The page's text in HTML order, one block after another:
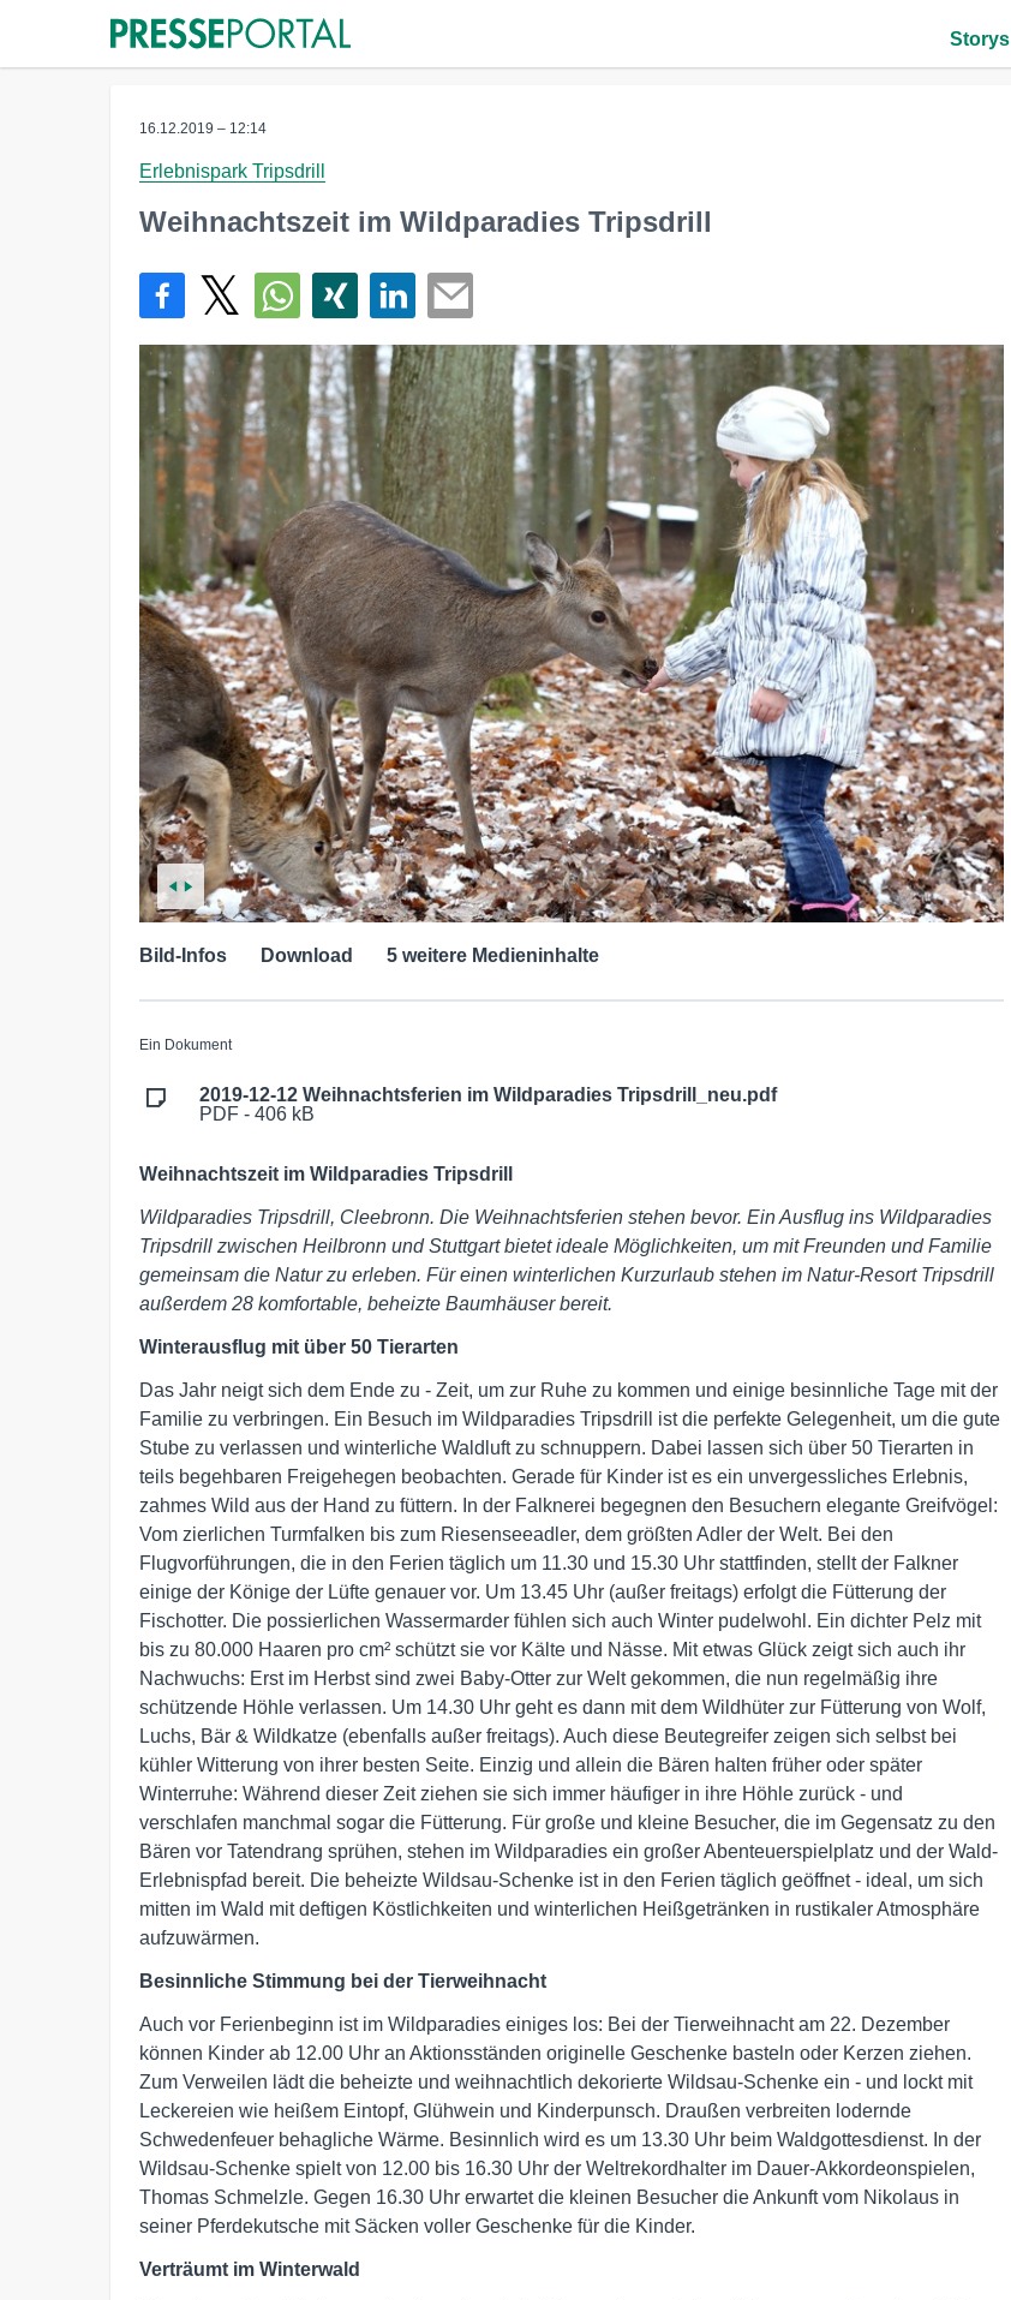
Storys
16.12.2019 – 12:14
Erlebnispark Tripsdrill
Weihnachtszeit im Wildparadies Tripsdrill
Bild-Infos Download 5 weitere Medieninhalte
Ein Dokument
2019-12-12 Weihnachtsferien im Wildparadies Tripsdrill_neu.pdf
PDF - 406 kB
Weihnachtszeit im Wildparadies Tripsdrill
Wildparadies Tripsdrill, Cleebronn. Die Weihnachtsferien stehen bevor. Ein Ausflug ins Wildparadies
Tripsdrill zwischen Heilbronn und Stuttgart bietet ideale Möglichkeiten, um mit Freunden und Familie
gemeinsam die Natur zu erleben. Für einen winterlichen Kurzurlaub stehen im Natur-Resort Tripsdrill
außerdem 28 komfortable, beheizte Baumhäuser bereit.
Winterausflug mit über 50 Tierarten
Das Jahr neigt sich dem Ende zu - Zeit, um zur Ruhe zu kommen und einige besinnliche Tage mit der
Familie zu verbringen. Ein Besuch im Wildparadies Tripsdrill ist die perfekte Gelegenheit, um die gute
Stube zu verlassen und winterliche Waldluft zu schnuppern. Dabei lassen sich über 50 Tierarten in
teils begehbaren Freigehegen beobachten. Gerade für Kinder ist es ein unvergessliches Erlebnis,
zahmes Wild aus der Hand zu füttern. In der Falknerei begegnen den Besuchern elegante Greifvögel:
Vom zierlichen Turmfalken bis zum Riesenseeadler, dem größten Adler der Welt. Bei den
Flugvorführungen, die in den Ferien täglich um 11.30 und 15.30 Uhr stattfinden, stellt der Falkner
einige der Könige der Lüfte genauer vor. Um 13.45 Uhr (außer freitags) erfolgt die Fütterung der
Fischotter. Die possierlichen Wassermarder fühlen sich auch Winter pudelwohl. Ein dichter Pelz mit
bis zu 80.000 Haaren pro cm² schützt sie vor Kälte und Nässe. Mit etwas Glück zeigt sich auch ihr
Nachwuchs: Erst im Herbst sind zwei Baby-Otter zur Welt gekommen, die nun regelmäßig ihre
schützende Höhle verlassen. Um 14.30 Uhr geht es dann mit dem Wildhüter zur Fütterung von Wolf,
Luchs, Bär & Wildkatze (ebenfalls außer freitags). Auch diese Beutegreifer zeigen sich selbst bei
kühler Witterung von ihrer besten Seite. Einzig und allein die Bären halten früher oder später
Winterruhe: Während dieser Zeit ziehen sie sich immer häufiger in ihre Höhle zurück - und
verschlafen manchmal sogar die Fütterung. Für große und kleine Besucher, die im Gegensatz zu den
Bären vor Tatendrang sprühen, stehen im Wildparadies ein großer Abenteuerspielplatz und der Wald-
Erlebnispfad bereit. Die beheizte Wildsau-Schenke ist in den Ferien täglich geöffnet - ideal, um sich
mitten im Wald mit deftigen Köstlichkeiten und winterlichen Heißgetränken in rustikaler Atmosphäre
aufzuwärmen.
Besinnliche Stimmung bei der Tierweihnacht
Auch vor Ferienbeginn ist im Wildparadies einiges los: Bei der Tierweihnacht am 22. Dezember
können Kinder ab 12.00 Uhr an Aktionsständen originelle Geschenke basteln oder Kerzen ziehen.
Zum Verweilen lädt die beheizte und weihnachtlich dekorierte Wildsau-Schenke ein - und lockt mit
Leckereien wie heißem Eintopf, Glühwein und Kinderpunsch. Draußen verbreiten lodernde
Schwedenfeuer behagliche Wärme. Besinnlich wird es um 13.30 Uhr beim Waldgottesdienst. In der
Wildsau-Schenke spielt von 12.00 bis 16.30 Uhr der Weltrekordhalter im Dauer-Akkordeonspielen,
Thomas Schmelzle. Gegen 16.30 Uhr erwartet die kleinen Besucher die Ankunft vom Nikolaus in
seiner Pferdekutsche mit Säcken voller Geschenke für die Kinder.
Verträumt im Winterwald